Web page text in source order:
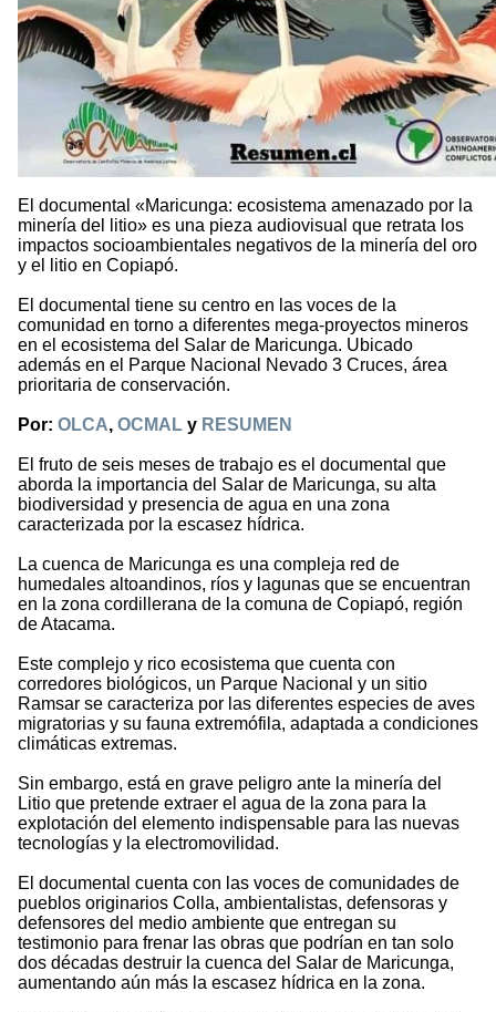
El documental «Maricunga: ecosistema amenazado por la
minería del litio» es una pieza audiovisual que retrata los
impactos socioambientales negativos de la minería del oro
y el litio en Copiapó.
El documental tiene su centro en las voces de la
comunidad en torno a diferentes mega-proyectos mineros
en el ecosistema del Salar de Maricunga. Ubicado
además en el Parque Nacional Nevado 3 Cruces, área
prioritaria de conservación.
Por: OLCA, OCMAL y RESUMEN
El fruto de seis meses de trabajo es el documental que
aborda la importancia del Salar de Maricunga, su alta
biodiversidad y presencia de agua en una zona
caracterizada por la escasez hídrica.
La cuenca de Maricunga es una compleja red de
humedales altoandinos, ríos y lagunas que se encuentran
en la zona cordillerana de la comuna de Copiapó, región
de Atacama.
Este complejo y rico ecosistema que cuenta con
corredores biológicos, un Parque Nacional y un sitio
Ramsar se caracteriza por las diferentes especies de aves
migratorias y su fauna extremófila, adaptada a condiciones
climáticas extremas.
Sin embargo, está en grave peligro ante la minería del
Litio que pretende extraer el agua de la zona para la
explotación del elemento indispensable para las nuevas
tecnologías y la electromovilidad.
El documental cuenta con las voces de comunidades de
pueblos originarios Colla, ambientalistas, defensoras y
defensores del medio ambiente que entregan su
testimonio para frenar las obras que podrían en tan solo
dos décadas destruir la cuenca del Salar de Maricunga,
aumentando aún más la escasez hídrica en la zona.